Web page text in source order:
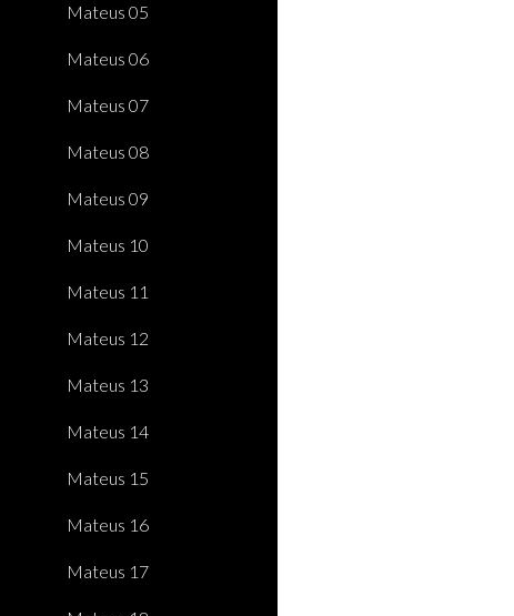
Mateus 05
Mateus 06
Mateus 07
Mateus 08
Mateus 09
Mateus 10
Mateus 11
Mateus 12
Mateus 13
Mateus 14
Mateus 15
Mateus 16
Mateus 17